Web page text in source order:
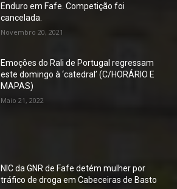
Enduro em Fafe. Competição foi
cancelada.
Novembro 20, 2021
Emoções do Rali de Portugal regressam
este domingo à ‘catedral’ (C/HORÁRIO E
MAPAS)
Maio 21, 2022
NIC da GNR de Fafe detém mulher por
tráfico de droga em Cabeceiras de Basto